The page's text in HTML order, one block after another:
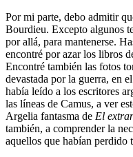
Por mi parte, debo admitir
Bourdieu. Excepto algunos
por allá, para mantenerse.
encontré por azar los libros
Encontré también las fotos
devastada por la guerra, en
había leído a los escritores
las líneas de Camus, a ver
Argelia fantasma de El
también, a comprender la
aquellos que habían perdido